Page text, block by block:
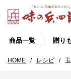
商品一覧 贈り
HOME / レシピ /